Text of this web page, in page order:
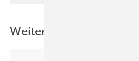
Weitere Inhalte